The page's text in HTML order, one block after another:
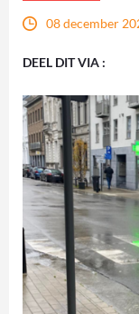
08 december
DEEL DIT VIA :